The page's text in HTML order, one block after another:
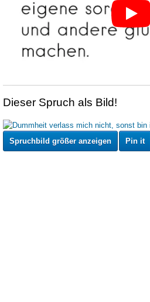
Dieser Spruch als Bild!
Spruchbild größer anzeigen Pin it